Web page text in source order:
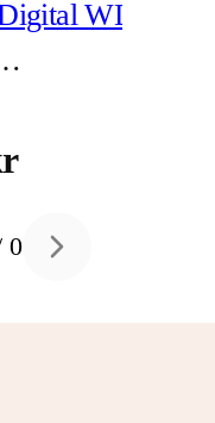
WD My
TB USB 3.2
0 Next slide